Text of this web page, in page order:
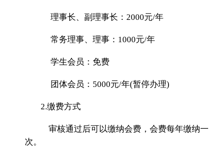
理事长、副理事长： 2000元/年
常务理事、理事：1000元/年
学生会员：免费
团体会员：5000元/年(暂停办理)
2.缴费方式
审核通过后可以缴纳会费，会费每年缴纳一
次。